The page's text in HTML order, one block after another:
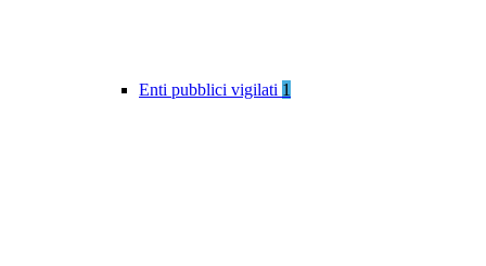
Enti pubblici vigilati 1